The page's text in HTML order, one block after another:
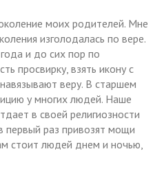
моих родителей. Мне
изголодалась по вере.
и до сих пор по
просвирку, взять икону с
веру. В старшем
у многих людей. Наше
в своей религиозности
раз привозят мощи
стоит людей днем и ночью,